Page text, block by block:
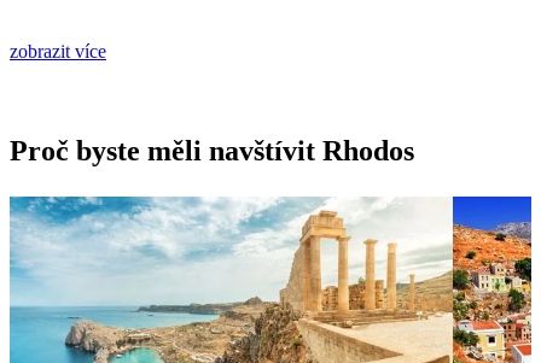
zobrazit více
Proč byste měli navštívit Rhodos